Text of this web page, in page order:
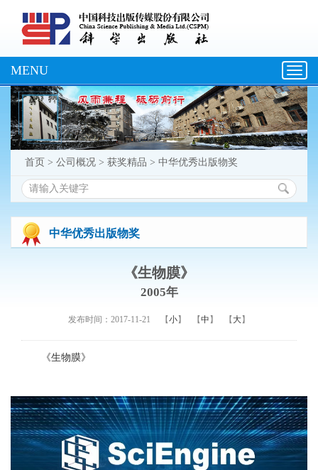
MENU
首页 > 公司概况 > 获奖精品 > 中华优秀出版物奖
中华优秀出版物奖
《生物膜》
2005年
发布时间：2017-11-21 【小】 【中】 【大】
《生物膜》